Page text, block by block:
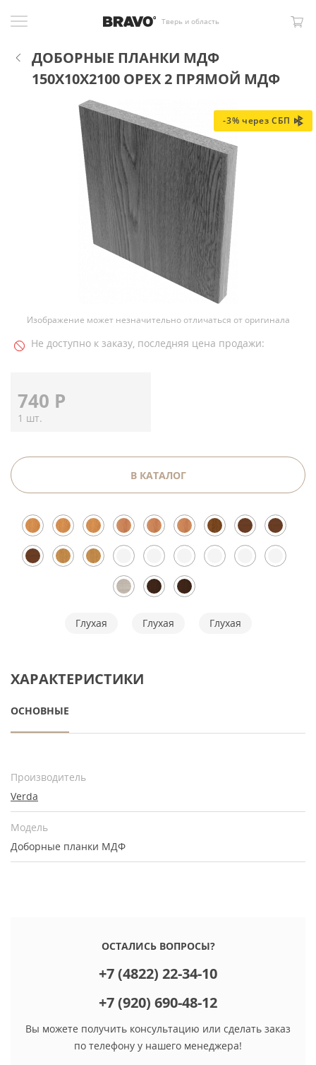
Тверь и область
ДОБОРНЫЕ ПЛАНКИ МДФ
150X10X2100 ОРЕХ 2 ПРЯМОЙ МДФ
-3% через СБП
Изображение может незначительно отличаться от оригинала
Не доступно к заказу, последняя цена продажи:
740 Р
1 шт.
В КАТАЛОГ
Глухая Глухая Глухая
ХАРАКТЕРИСТИКИ
ОСНОВНЫЕ
Производитель
Verda
Модель
Доборные планки МДФ
ОСТАЛИСЬ ВОПРОСЫ?
+7 (4822) 22-34-10
+7 (920) 690-48-12
Вы можете получить консультацию или сделать заказ
по телефону у нашего менеджера!